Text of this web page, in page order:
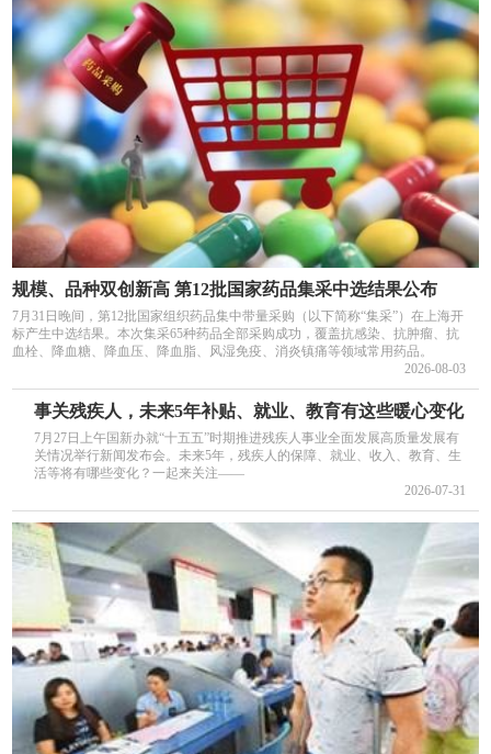
规模、品种双创新高 第12批国家药品集采中选结果公布
7月31日晚间，第12批国家组织药品集中带量采购（以下简称“集采”）在上海开
标产生中选结果。本次集采65种药品全部采购成功，覆盖抗感染、抗肿瘤、抗
血栓、降血糖、降血压、降血脂、风湿免疫、消炎镇痛等领域常用药品。
2026-08-03
事关残疾人，未来5年补贴、就业、教育有这些暖心变化
7月27日上午国新办就“十五五”时期推进残疾人事业全面发展高质量发展有
关情况举行新闻发布会。未来5年，残疾人的保障、就业、收入、教育、生
活等将有哪些变化？一起来关注——
2026-07-31